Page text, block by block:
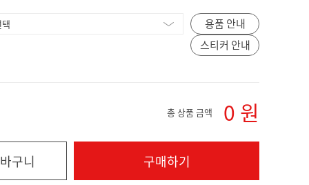
용품 안내
스티커 안내
총 상품 금액 0 원
구니 구매하기